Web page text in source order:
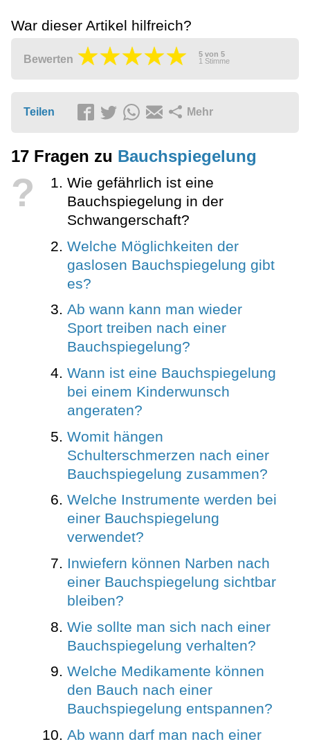
War dieser Artikel hilfreich?
Bewerten 5 von 5
1 Stimme
Teilen Mehr
17 Fragen zu Bauchspiegelung
?
Wie gefährlich ist eine
Bauchspiegelung in der
Schwangerschaft?
Welche Möglichkeiten der
gaslosen Bauchspiegelung gibt
es?
Ab wann kann man wieder
Sport treiben nach einer
Bauchspiegelung?
Wann ist eine Bauchspiegelung
bei einem Kinderwunsch
angeraten?
Womit hängen
Schulterschmerzen nach einer
Bauchspiegelung zusammen?
Welche Instrumente werden bei
einer Bauchspiegelung
verwendet?
Inwiefern können Narben nach
einer Bauchspiegelung sichtbar
bleiben?
Wie sollte man sich nach einer
Bauchspiegelung verhalten?
Welche Medikamente können
den Bauch nach einer
Bauchspiegelung entspannen?
Ab wann darf man nach einer